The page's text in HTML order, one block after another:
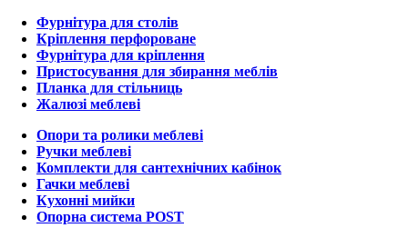
Фурнітура для столів
Кріплення перфороване
Фурнітура для кріплення
Пристосування для збирання меблів
Планка для стільниць
Жалюзі меблеві
Опори та ролики меблеві
Ручки меблеві
Комплекти для сантехнічних кабінок
Гачки меблеві
Кухонні мийки
Опорна система POST